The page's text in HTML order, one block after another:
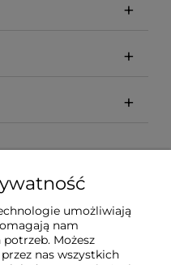
umożliwiają
nam
Możesz
nas wszystkich